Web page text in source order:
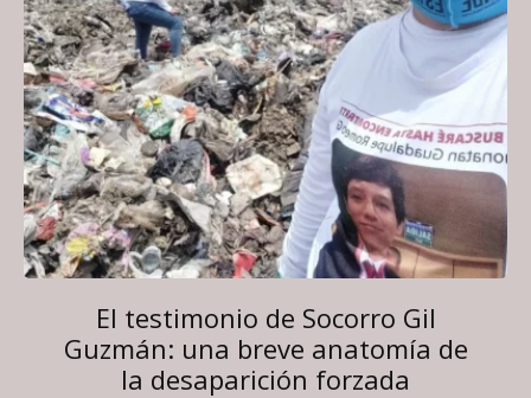
El testimonio de Socorro Gil
Guzmán: una breve anatomía de
la desaparición forzada